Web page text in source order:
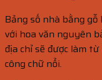
Bảng số nhà bằng
với hoa văn nguyên
địa chỉ sẽ được làm
công chữ nổi.